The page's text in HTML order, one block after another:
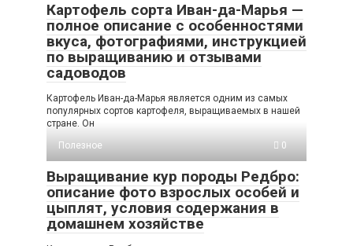
Картофель сорта Иван-да-Марья —
полное описание с особенностями
вкуса, фотографиями, инструкцией
по выращиванию и отзывами
садоводов
Картофель Иван-да-Марья является одним из самых
популярных сортов картофеля, выращиваемых в нашей
стране. Он
Полезное
0
Выращивание кур породы Редбро:
описание фото взрослых особей и
цыплят, условия содержания в
домашнем хозяйстве